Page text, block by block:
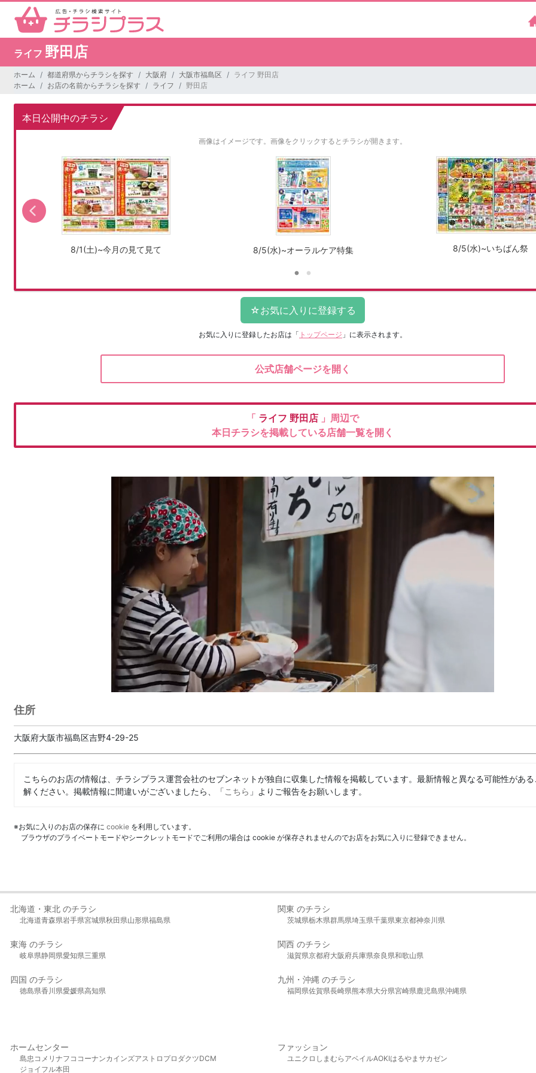
ライフ 野田店
ホーム 都道府県からチラシを探す 大阪府 大阪市福島区
ライフ 野田店
ホーム
お店の名前からチラシを探す ライフ 野田店
本日公開中のチラシ
画像はイメージです。 画像をクリックするとチラシが開きます。
8/1(土)~今月の見て見て 8/5(水)~オーラルケア特集 8/5(水)~いちばん祭
お気に入りに登録したお店は 「 トップページ 」に表示されます。
公式店舗ページを開く
「 ライフ 野田店 」周辺で
本日チラシを掲載している店舗一覧を開く
住所
大阪府大阪市福島区吉野4-29-25
こちらのお店の情報は、チラシプラス運営会社のセブンネットが独自に収集した情報を掲載しています。最新情報と異なる可能性があ
解ください。掲載情報に間違いがございましたら、「こちら 」よりご報告をお願いします。
※お気に入りのお店の保存に cookie を利用しています。
ブラウザのプライベートモードやシークレットモードでご利用の場合は cookie が保存されませんのでお店をお気に入りに登録できません。
北海道・東北 のチラシ
北海道青森県岩手県宮城県秋田県山形県福島県
関東 のチラシ
茨城県栃木県群馬県埼玉県千葉県東京都神奈川県
東海 のチラシ
岐阜県静岡県愛知県三重県
関西 のチラシ
滋賀県京都府大阪府兵庫県奈良県和歌山県
四国 のチラシ
徳島県香川県愛媛県高知県
九州・沖縄 のチラシ
福岡県佐賀県長崎県熊本県大分県宮崎県鹿児島県沖縄県
ホームセンター
島忠 コメリ ナフコ コーナンカインズアストロプロダクツDCM
ジョイフル本田
ファッション
ユニクロ しまむら アベイルAOKIはるやま サカゼン